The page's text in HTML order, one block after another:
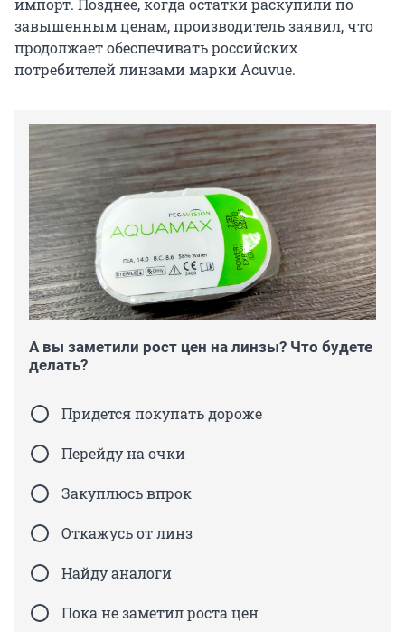
импорт. Позднее, когда остатки раскупили по
завышенным ценам, производитель заявил, что
продолжает обеспечивать российских
потребителей линзами марки Acuvue.
А вы заметили рост цен на линзы? Что будете
делать?
Придется покупать дороже
Перейду на очки
Закуплюсь впрок
Откажусь от линз
Найду аналоги
Пока не заметил роста цен